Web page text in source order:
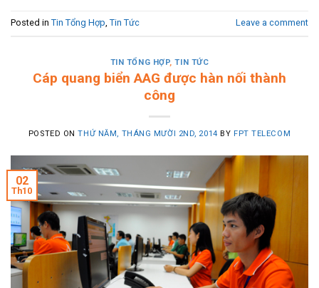
Posted in Tin Tổng Hợp, Tin Tức Leave a comment
TIN TỔNG HỢP,TIN TỨC
Cáp quang biển AAG được hàn nối thành
công
POSTED ONTHỨ NĂM, THÁNG MƯỜI 2ND, 2014 BY FPT TELECOM
02
Th10